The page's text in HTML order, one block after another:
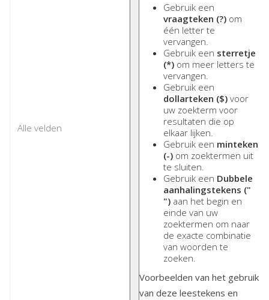
Gebruik een
vraagteken (?) om
één letter te
vervangen.
Gebruik een sterretje
(*) om meer letters te
vervangen.
Gebruik een
dollarteken ($) voor
uw zoekterm voor
resultaten die op
elkaar lijken.
Gebruik een minteken
(-) om zoektermen uit
te sluiten.
Gebruik een Dubbele
aanhalingstekens ("
") aan het begin en
einde van uw
zoektermen om naar
de exacte combinatie
van woorden te
zoeken.
Voorbeelden van het gebruik
van deze leestekens en